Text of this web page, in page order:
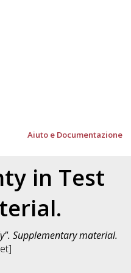
Aiuto e Documentazione
in Test
Supplementary material.